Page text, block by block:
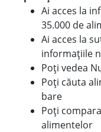
Ai acces la
35.000 de
Ai acces la
informațiile
Poți vedea
Poți căuta
bare
Poți
alimentelor